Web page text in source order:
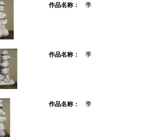
作品名称： 季
作品名称： 季
作品名称： 季